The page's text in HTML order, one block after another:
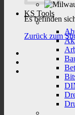
Es befinden
Zurück zum
KS Tools